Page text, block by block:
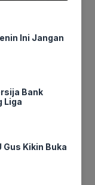
Ini Jangan
Bank
Liga
Gus Kikin Buka